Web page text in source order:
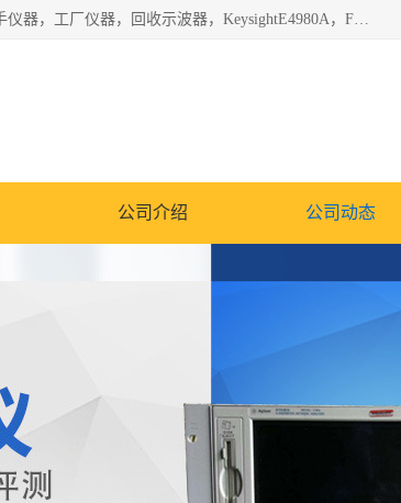
深圳中瑞仪科电子有限公司（zhongr1027.cn.b2b168.com）主要从事回收二手仪器，工厂仪器，回收示波器，KeysightE4980A，FLUKE754，MT8852B，IFR3920，Agilent N4010A，MT8852B等业务，全国统一热线：13570873835。深圳中瑞仪科电子有限公司整批或单出，专业评估高价回收工厂闲置仪器。
公司介绍 公司动态